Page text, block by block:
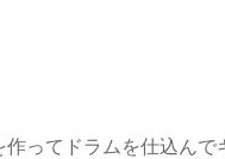
ってドラムを仕込んで